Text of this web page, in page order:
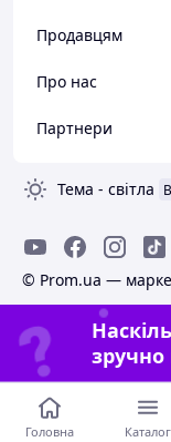
Продавцям
Про нас
Партнери
Тема - світла
© Prom.ua —
зручно
Головна Каталог